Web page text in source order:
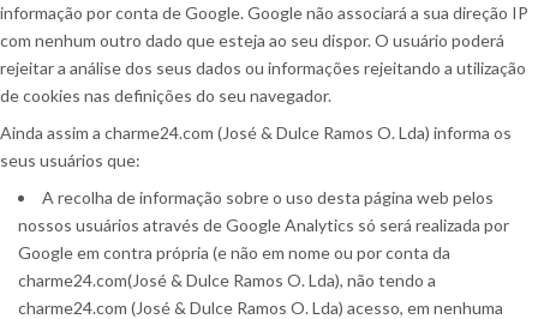
informação por conta de Google. Google não associará a sua direção IP
com nenhum outro dado que esteja ao seu dispor. O usuário poderá
rejeitar a análise dos seus dados ou informações rejeitando a utilização
de cookies nas definições do seu navegador.
Ainda assim a charme24.com (José & Dulce Ramos O. Lda) informa os
seus usuários que:
A recolha de informação sobre o uso desta página web pelos
nossos usuários através de Google Analytics só será realizada por
Google em contra própria (e não em nome ou por conta da
charme24.com(José & Dulce Ramos O. Lda), não tendo a
charme24.com (José & Dulce Ramos O. Lda) acesso, em nenhuma